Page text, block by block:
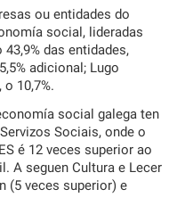
ou entidades do
social, lideradas
das entidades,
adicional; Lugo
o 10,7%.
social galega ten
Sociais, onde o
é 12 veces superior ao
A seguen Cultura e Lecer
(5 veces superior) e